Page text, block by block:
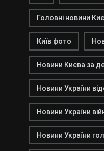
Головні новини
Київ фото
Новини Києва за
Новини України
Новини України
Новини України